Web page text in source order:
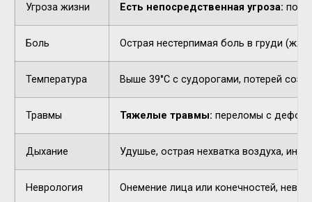
Угроза жизни Есть непосредственная угроза:
Боль Острая нестерпимая боль в груди
Температура Выше 39°C с судорогами, потерей
Травмы Тяжелые травмы: переломы с
Дыхание Удушье, острая нехватка воздуха,
Неврология Онемение лица или конечностей,